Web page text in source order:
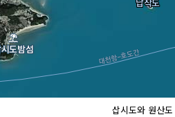
삽시도와 원산도